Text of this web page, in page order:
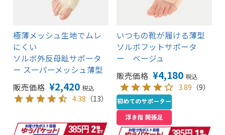
極薄メッシュ生地でムレ
にくい
ソルボ外反母趾サポータ
ー スーパーメッシュ薄型
販売価格 ¥2,420 税込
4.38 （13）
いつもの靴が履ける薄型
ソルボフットサポータ
ー ベージュ
販売価格 ¥4,180 税込
3.89 （9）